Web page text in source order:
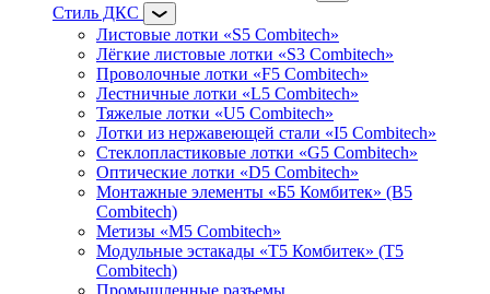
Стиль ДКС
Листовые лотки «S5 Combitech»
Лёгкие листовые лотки «S3 Combitech»
Проволочные лотки «F5 Combitech»
Лестничные лотки «L5 Combitech»
Тяжелые лотки «U5 Combitech»
Лотки из нержавеющей стали «I5 Combitech»
Стеклопластиковые лотки «G5 Combitech»
Оптические лотки «D5 Combitech»
Монтажные элементы «Б5 Комбитек» (B5
Combitech)
Метизы «M5 Combitech»
Модульные эстакады «Т5 Комбитек» (T5
Combitech)
Промышленные разъемы